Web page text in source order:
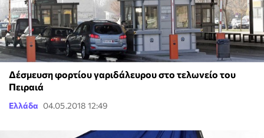
Δέσμευση φορτίου γαριδάλευρου στο τελωνείο του
Πειραιά
Ελλάδα 04.05.2018 12:49